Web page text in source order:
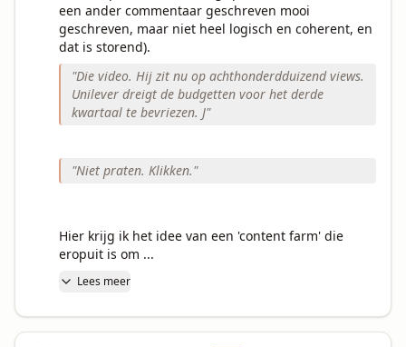
een ander commentaar geschreven mooi
geschreven, maar niet heel logisch en coherent, en
"Die video. Hij zit nu op achthonderdduizend views.
Unilever dreigt de budgetten voor het derde
kwartaal te bevriezen. J"
"Niet praten. Klikken."
Hier krijg ik het idee van een 'content farm' die
eropuit is om ...
Lees meer